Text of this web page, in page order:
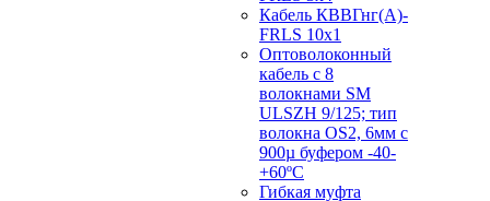
Кабель КВВГнг(А)-
FRLS 10х1
Оптоволоконный
кабель с 8
волокнами SM
ULSZH 9/125; тип
волокна OS2, 6мм с
900µ буфером -40-
+60ºC
Гибкая муфта